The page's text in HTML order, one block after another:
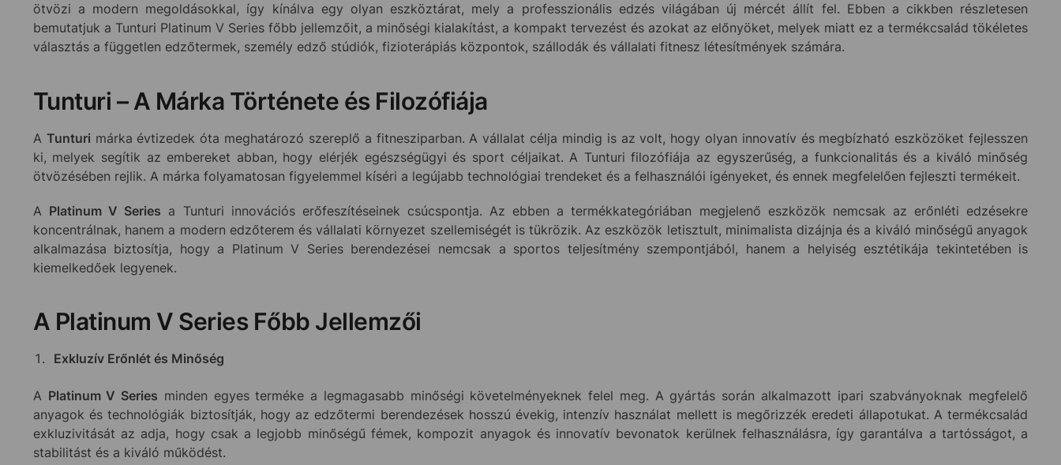
ötvözi a modern megoldásokkal, így kínálva egy olyan eszköztárat, mely a professzionális edzés világában új mércét állít fel. Ebben a cikkben részletesen
bemutatjuk a Tunturi Platinum V Series főbb jellemzőit, a minőségi kialakítást, a kompakt tervezést és azokat az előnyöket, melyek miatt ez a termékcsalád tökéletes
választás a független edzőtermek, személy edző stúdiók, fizioterápiás központok, szállodák és vállalati fitnesz létesítmények számára.
Tunturi – A Márka Története és Filozófiája
A Tunturi márka évtizedek óta meghatározó szereplő a fitnesziparban. A vállalat célja mindig is az volt, hogy olyan innovatív és megbízható eszközöket fejlesszen
ki, melyek segítik az embereket abban, hogy elérjék egészségügyi és sport céljaikat. A Tunturi filozófiája az egyszerűség, a funkcionalitás és a kiváló minőség
ötvözésében rejlik. A márka folyamatosan figyelemmel kíséri a legújabb technológiai trendeket és a felhasználói igényeket, és ennek megfelelően fejleszti termékeit.
A Platinum V Series a Tunturi innovációs erőfeszítéseinek csúcspontja. Az ebben a termékkategóriában megjelenő eszközök nemcsak az erőnléti edzésekre
koncentrálnak, hanem a modern edzőterem és vállalati környezet szellemiségét is tükrözik. Az eszközök letisztult, minimalista dizájnja és a kiváló minőségű anyagok
alkalmazása biztosítja, hogy a Platinum V Series berendezései nemcsak a sportos teljesítmény szempontjából, hanem a helyiség esztétikája tekintetében is
kiemelkedőek legyenek.
A Platinum V Series Főbb Jellemzői
Exkluzív Erőnlét és Minőség
A Platinum V Series minden egyes terméke a legmagasabb minőségi követelményeknek felel meg. A gyártás során alkalmazott ipari szabványoknak megfelelő
anyagok és technológiák biztosítják, hogy az edzőtermi berendezések hosszú évekig, intenzív használat mellett is megőrizzék eredeti állapotukat. A termékcsalád
exkluzivitását az adja, hogy csak a legjobb minőségű fémek, kompozit anyagok és innovatív bevonatok kerülnek felhasználásra, így garantálva a tartósságot, a
stabilitást és a kiváló működést.